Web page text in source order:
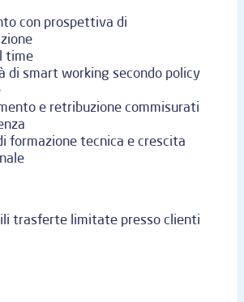
con prospettiva di
time
di smart working secondo policy
e retribuzione commisurati
formazione tecnica e crescita
trasferte limitate presso clienti